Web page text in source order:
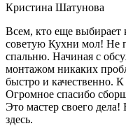
Кристина Шатунова
Всем, кто еще выбирает
советую Кухни мол! Не
спальню. Начиная с
монтажом никаких
быстро и качественно.
Огромное спасибо
Это мастер своего дела!
здесь.